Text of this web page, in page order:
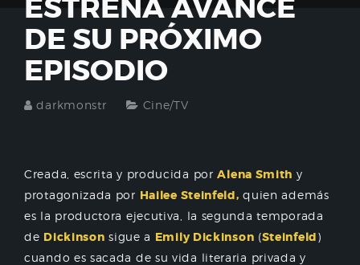
ESTRENA AVANCE
DE SU PRÓXIMO
EPISODIO
darkmonstr Cine/TV
Creada, escrita y producida porAlena Smith y
protagonizada por Hailee Steinfeld, quien además
es la productora ejecutiva, la segunda temporada
de Dickinson sigue a Emily Dickinson (Steinfeld)
cuando es sacada de su vida literaria privada y